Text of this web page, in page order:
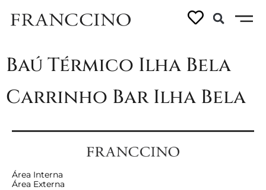
Linhas:Ilha Bela
Baú Térmico Ilha Bela
Carrinho Bar Ilha Bela
Área Interna
Área Externa